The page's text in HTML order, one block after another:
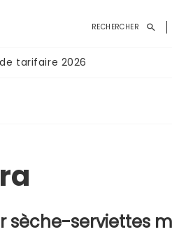
Menu
RECHERCHER
tarifaire 2026
sèche-serviettes